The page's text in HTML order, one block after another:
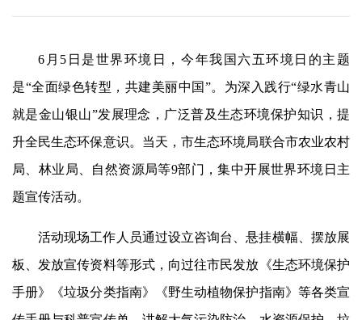
6月5日是世界环境日，今年我国六五环境日的主题
是“全面绿色转型，共建美丽中国”。为深入践行“绿水青山
就是金山银山”发展理念，广泛普及生态环境保护知识，提
升全民生态环保意识。当天，市生态环境局联合市农业农村
局、林业局、自然资源局等9部门，集中开展世界环境日主
题宣传活动。
活动现场工作人员通过设立咨询台、悬挂横幅、摆放展
板、发放宣传资料等形式，向过往市民发放《生态环境保护
手册》《垃圾分类指南》《野生动植物保护指南》等各类宣